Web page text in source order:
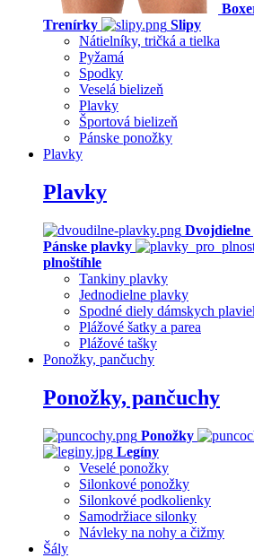
Trenírky
Slipy
Nátielníky, tričká a tielka
Pyžamá
Spodky
Veselá bielizeň
Plavky
Športová bielizeň
Pánske ponožky
Plavky
Plavky
Pánske plavky
plnoštíhle
Tankiny plavky
Jednodielne plavky
Spodné diely dámskych
Plážové šatky a parea
Plážové tašky
Ponožky, pančuchy
Ponožky, pančuchy
Ponožky
Legíny
Veselé ponožky
Silonkové ponožky
Silonkové podkolienky
Samodržiace silonky
Návleky na nohy a čižmy
Šály